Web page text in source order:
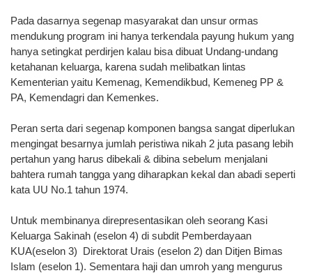
Pada dasarnya segenap masyarakat dan unsur ormas
mendukung program ini hanya terkendala payung hukum yang
hanya setingkat perdirjen kalau bisa dibuat Undang-undang
ketahanan keluarga, karena sudah melibatkan lintas
Kementerian yaitu Kemenag, Kemendikbud, Kemeneg PP &
PA, Kemendagri dan Kemenkes.
Peran serta dari segenap komponen bangsa sangat diperlukan
mengingat besarnya jumlah peristiwa nikah 2 juta pasang lebih
pertahun yang harus dibekali & dibina sebelum menjalani
bahtera rumah tangga yang diharapkan kekal dan abadi seperti
kata UU No.1 tahun 1974.
Untuk membinanya direpresentasikan oleh seorang Kasi
Keluarga Sakinah (eselon 4) di subdit Pemberdayaan
KUA(eselon 3) Direktorat Urais (eselon 2) dan Ditjen Bimas
Islam (eselon 1). Sementara haji dan umroh yang mengurus